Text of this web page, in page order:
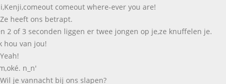
comeout where-ever you are!
heeft ons betrapt.
2 of 3 seconden liggen er twee jongen op je,ze knuffelen je.
hou van jou!
n_n'
je vannacht bij ons slapen?